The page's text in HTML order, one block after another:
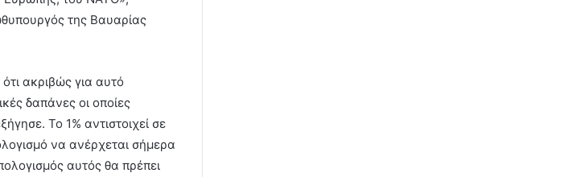
της Βαυαρίας
ακριβώς για αυτό
δαπάνες οι οποίες
Το 1% αντιστοιχεί σε
να ανέρχεται σήμερα
αυτός θα πρέπει